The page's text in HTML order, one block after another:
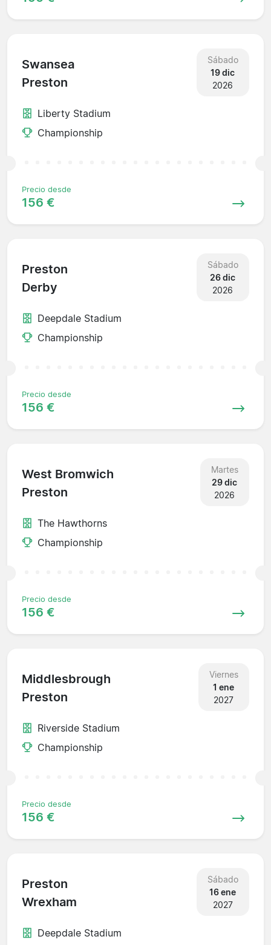
Swansea
Preston
Sábado
19 dic
2026
Liberty Stadium
Championship
Precio desde
156 €
Preston
Derby
Sábado
26 dic
2026
Deepdale Stadium
Championship
Precio desde
156 €
West Bromwich
Preston
Martes
29 dic
2026
The Hawthorns
Championship
Precio desde
156 €
Middlesbrough
Preston
Viernes
1 ene
2027
Riverside Stadium
Championship
Precio desde
156 €
Preston
Wrexham
Sábado
16 ene
2027
Deepdale Stadium